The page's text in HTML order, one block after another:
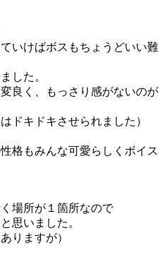
いけばボスもちょうどいい難
した。
良く、もっさり感がないのが
ドキドキさせられました）
格もみんな可愛らしくボイス
場所が１箇所なので
思いました。
りますが）